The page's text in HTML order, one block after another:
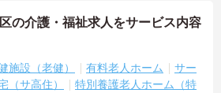
の介護・福祉求人をサービス内容
施設（老健） 有料老人ホーム
サー
（サ高住）
特別養護老人ホーム（特